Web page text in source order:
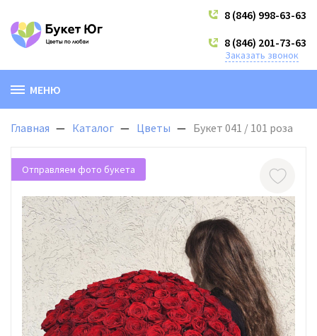
8 (846) 998-63-63
8 (846) 201-73-63
Заказать звонок
МЕНЮ
Главная Каталог Цветы Букет 041 / 101 роза
Отправляем фото букета